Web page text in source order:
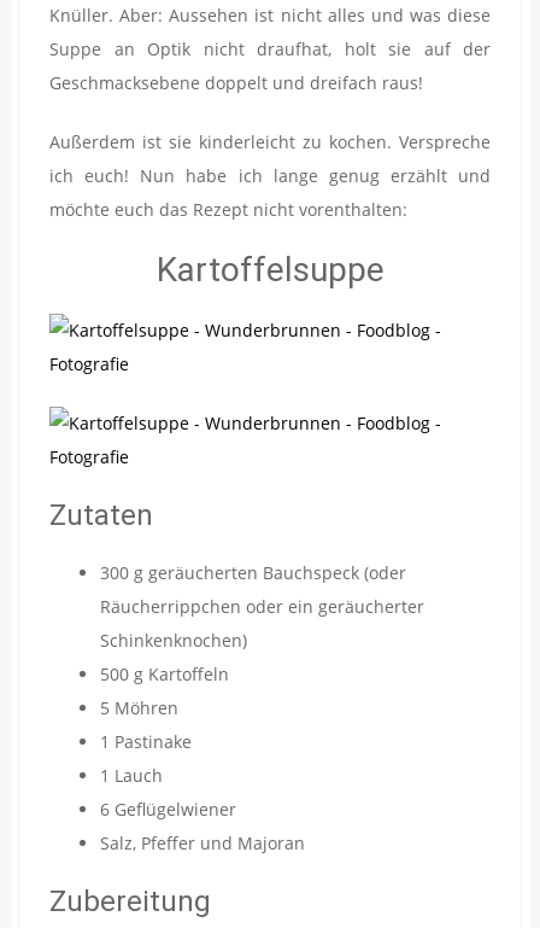
Knüller. Aber: Aussehen ist nicht alles und was diese
Suppe an Optik nicht draufhat, holt sie auf der
Geschmacksebene doppelt und dreifach raus!
Außerdem ist sie kinderleicht zu kochen. Verspreche
ich euch! Nun habe ich lange genug erzählt und
möchte euch das Rezept nicht vorenthalten:
Kartoffelsuppe
Zutaten
300 g geräucherten Bauchspeck (oder
Räucherrippchen oder ein geräucherter
Schinkenknochen)
500 g Kartoffeln
5 Möhren
1 Pastinake
1 Lauch
6 Geflügelwiener
Salz, Pfeffer und Majoran
Zubereitung